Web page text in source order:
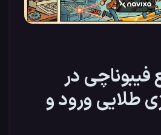
در
طلایی ورود و